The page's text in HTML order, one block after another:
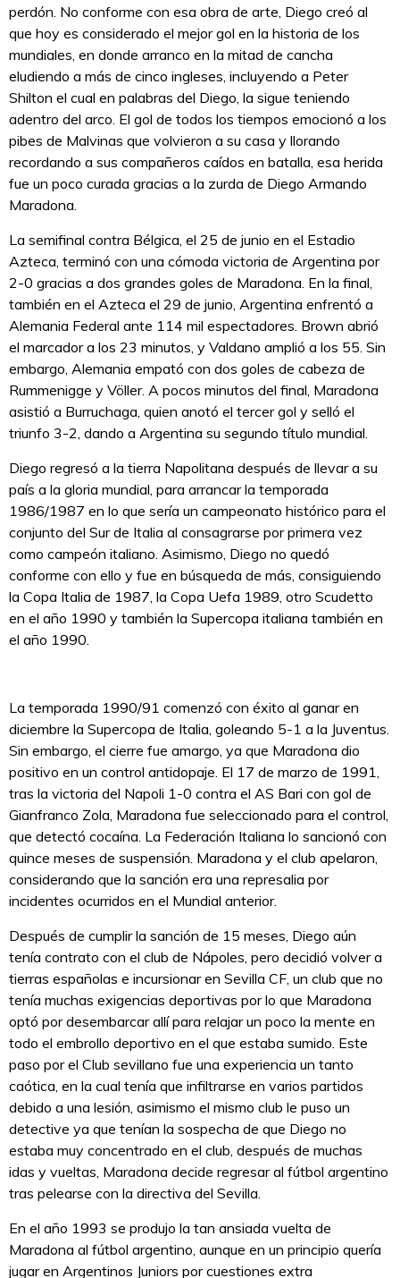
perdón. No conforme con esa obra de arte, Diego creó al
que hoy es considerado el mejor gol en la historia de los
mundiales, en donde arranco en la mitad de cancha
eludiendo a más de cinco ingleses, incluyendo a Peter
Shilton el cual en palabras del Diego, la sigue teniendo
adentro del arco. El gol de todos los tiempos emocionó a los
pibes de Malvinas que volvieron a su casa y llorando
recordando a sus compañeros caídos en batalla, esa herida
fue un poco curada gracias a la zurda de Diego Armando
Maradona.
La semifinal contra Bélgica, el 25 de junio en el Estadio
Azteca, terminó con una cómoda victoria de Argentina por
2-0 gracias a dos grandes goles de Maradona. En la final,
también en el Azteca el 29 de junio, Argentina enfrentó a
Alemania Federal ante 114 mil espectadores. Brown abrió
el marcador a los 23 minutos, y Valdano amplió a los 55. Sin
embargo, Alemania empató con dos goles de cabeza de
Rummenigge y Völler. A pocos minutos del final, Maradona
asistió a Burruchaga, quien anotó el tercer gol y selló el
triunfo 3-2, dando a Argentina su segundo título mundial.
Diego regresó a la tierra Napolitana después de llevar a su
país a la gloria mundial, para arrancar la temporada
1986/1987 en lo que sería un campeonato histórico para el
conjunto del Sur de Italia al consagrarse por primera vez
como campeón italiano. Asimismo, Diego no quedó
conforme con ello y fue en búsqueda de más, consiguiendo
la Copa Italia de 1987, la Copa Uefa 1989, otro Scudetto
en el año 1990 y también la Supercopa italiana también en
el año 1990.
La temporada 1990/91 comenzó con éxito al ganar en
diciembre la Supercopa de Italia, goleando 5-1 a la Juventus.
Sin embargo, el cierre fue amargo, ya que Maradona dio
positivo en un control antidopaje. El 17 de marzo de 1991,
tras la victoria del Napoli 1-0 contra el AS Bari con gol de
Gianfranco Zola, Maradona fue seleccionado para el control,
que detectó cocaína. La Federación Italiana lo sancionó con
quince meses de suspensión. Maradona y el club apelaron,
considerando que la sanción era una represalia por
incidentes ocurridos en el Mundial anterior.
Después de cumplir la sanción de 15 meses, Diego aún
tenía contrato con el club de Nápoles, pero decidió volver a
tierras españolas e incursionar en Sevilla CF, un club que no
tenía muchas exigencias deportivas por lo que Maradona
optó por desembarcar allí para relajar un poco la mente en
todo el embrollo deportivo en el que estaba sumido. Este
paso por el Club sevillano fue una experiencia un tanto
caótica, en la cual tenía que infiltrarse en varios partidos
debido a una lesión, asimismo el mismo club le puso un
detective ya que tenían la sospecha de que Diego no
estaba muy concentrado en el club, después de muchas
idas y vueltas, Maradona decide regresar al fútbol argentino
tras pelearse con la directiva del Sevilla.
En el año 1993 se produjo la tan ansiada vuelta de
Maradona al fútbol argentino, aunque en un principio quería
jugar en Argentinos Juniors por cuestiones extra